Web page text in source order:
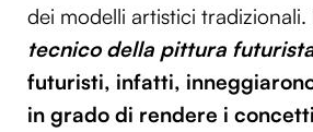
dei modelli artistici tradizionali.
tecnico della pittura
futuristi, infatti,
in grado di rendere i